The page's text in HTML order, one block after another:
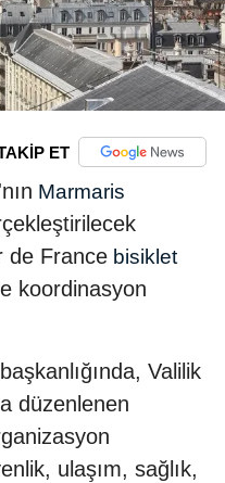
ET
Marmaris
de France bisiklet
koordinasyon
Valilik
düzenlenen
ulaşım, sağlık,